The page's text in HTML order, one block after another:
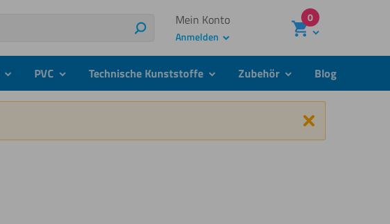
Suchen
Mein Konto
Anmelden
0
submenuPVC submenuTechnische Kunststoffe submenuZubehör submenuBlog
Schließen